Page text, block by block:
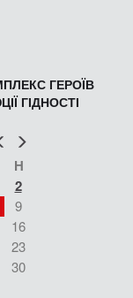
ГЕРОЇВ
ГІДНОСТІ
Попер
Н
2
9
16
23
30